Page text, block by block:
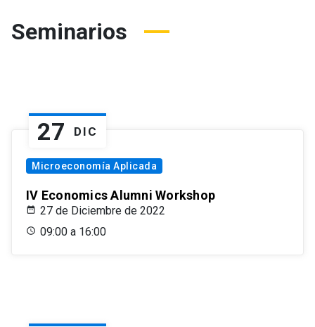
Seminarios
27 DIC
Microeconomía Aplicada
IV Economics Alumni Workshop
27 de Diciembre de 2022
09:00 a 16:00